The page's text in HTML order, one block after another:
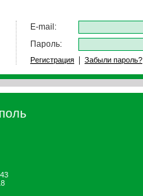
E-mail:
Пароль:
Регистрация Забыли пароль?